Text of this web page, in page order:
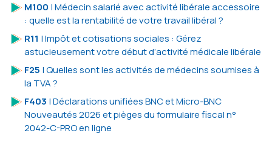
M100 | Médecin salarié avec activité libérale accessoire
: quelle est la rentabilité de votre travail libéral ?
R11 | Impôt et cotisations sociales : Gérez
astucieusement votre début d’activité médicale libérale
F25 | Quelles sont les activités de médecins soumises à
la TVA ?
F403 | Déclarations unifiées BNC et Micro-BNC
Nouveautés 2026 et pièges du formulaire fiscal n°
2042-C-PRO en ligne